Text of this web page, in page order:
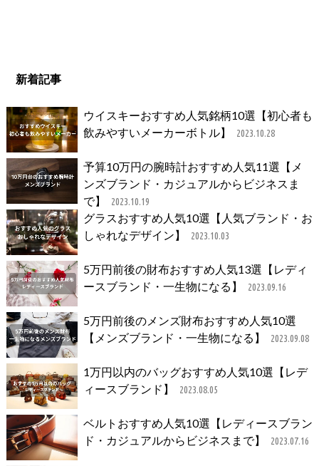
新着記事
ウイスキーおすすめ人気銘柄10選【初心者も
飲みやすいメーカーボトル】
2023.10.28
予算10万円の腕時計おすすめ人気11選【メ
ンズブランド・カジュアルからビジネスま
で】
2023.10.19
グラスおすすめ人気10選【人気ブランド・お
しゃれなデザイン】
2023.10.03
5万円前後の財布おすすめ人気13選【レディ
ースブランド・一生物になる】
2023.09.16
5万円前後のメンズ財布おすすめ人気10選
【メンズブランド・一生物になる】
2023.09.08
1万円以内のバッグおすすめ人気10選【レデ
ィースブランド】
2023.08.05
ベルトおすすめ人気10選【レディースブラン
ド・カジュアルからビジネスまで】
2023.07.16